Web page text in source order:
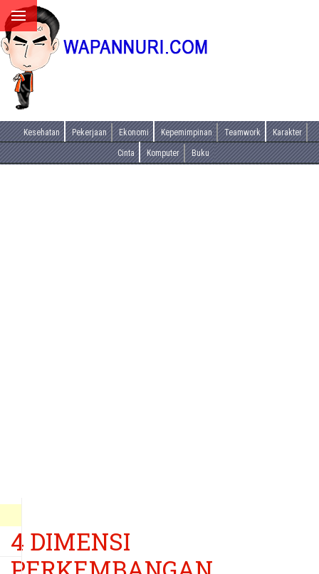
Kesehatan Pekerjaan Ekonomi Kepemimpinan Teamwork Karakter
Cinta Komputer Buku
4 DIMENSI